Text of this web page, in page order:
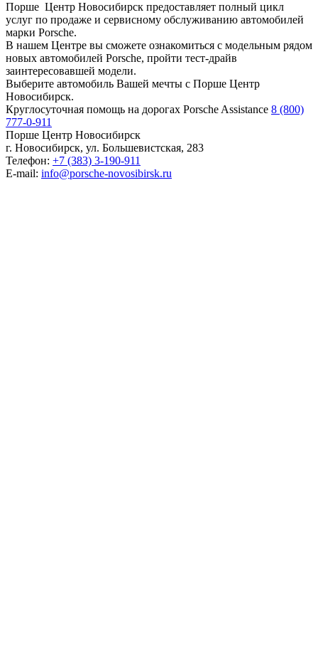
Порше Центр Новосибирск предоставляет полный цикл
услуг по продаже и сервисному обслуживанию автомобилей
марки Porsche.
В нашем Центре вы сможете ознакомиться с модельным рядом
новых автомобилей Porsche, пройти тест-драйв
заинтересовавшей модели.
Выберите автомобиль Вашей мечты с Порше Центр
Новосибирск.
Круглосуточная помощь на дорогах Porsche Assistance 8 (800)
777-0-911
Порше Центр Новосибирск
г. Новосибирск, ул. Большевистская, 283
Телефон: +7 (383) 3-190-911
E-mail: info@porsche-novosibirsk.ru